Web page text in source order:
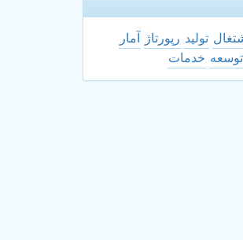
تولید رپورتاژ
آمار
توسعه خدمات